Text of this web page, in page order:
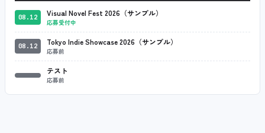
08.12 Visual Novel Fest 2026（サンプル）
応募受付中
08.12 Tokyo Indie Showcase 2026（サンプル）
応募前
テスト
応募前